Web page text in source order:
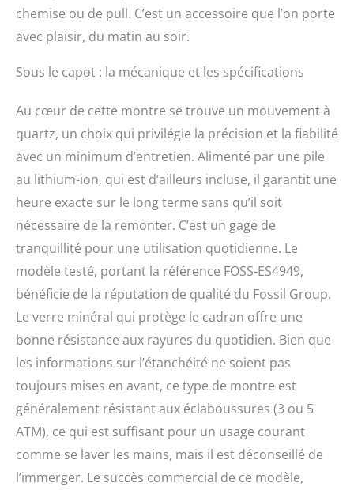
chemise ou de pull. C’est un accessoire que l’on porte
avec plaisir, du matin au soir.
Sous le capot : la mécanique et les spécifications
Au cœur de cette montre se trouve un mouvement à
quartz, un choix qui privilégie la précision et la fiabilité
avec un minimum d’entretien. Alimenté par une pile
au lithium-ion, qui est d’ailleurs incluse, il garantit une
heure exacte sur le long terme sans qu’il soit
nécessaire de la remonter. C’est un gage de
tranquillité pour une utilisation quotidienne. Le
modèle testé, portant la référence FOSS-ES4949,
bénéficie de la réputation de qualité du Fossil Group.
Le verre minéral qui protège le cadran offre une
bonne résistance aux rayures du quotidien. Bien que
les informations sur l’étanchéité ne soient pas
toujours mises en avant, ce type de montre est
généralement résistant aux éclaboussures (3 ou 5
ATM), ce qui est suffisant pour un usage courant
comme se laver les mains, mais il est déconseillé de
l’immerger. Le succès commercial de ce modèle,